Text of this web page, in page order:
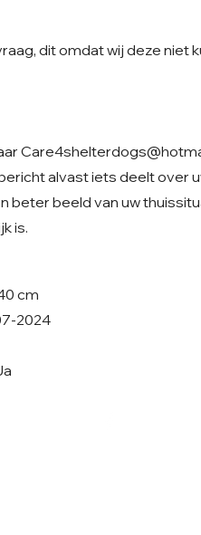
dit omdat wij deze niet
alvast iets deelt over
beter beeld van uw
is.
cm
2024